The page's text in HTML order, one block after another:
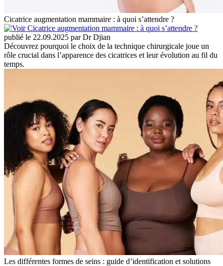
Cicatrice augmentation mammaire : à quoi s’attendre ?
publié le 22.09.2025 par Dr Djian
Découvrez pourquoi le choix de la technique chirurgicale joue un
rôle crucial dans l’apparence des cicatrices et leur évolution au fil du
temps.
Les différentes formes de seins : guide d’identification et solutions